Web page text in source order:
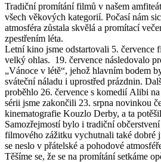
Tradiční promítání filmů v našem
všech věkových kategorií. Počasí nám
atmosféra zůstala skvělá a promítací
zpestřením léta.
Letní kino jsme odstartovali 5. července
velký ohlas. 19. července následovalo
„Vánoce v létě“, jehož hlavním bodem
sváteční náladu i uprostřed prázdnin.
proběhlo 26. července s komedií Alibi
sérii jsme zakončili 23. srpna novinkou
kinematografie Kouzlo Derby, a ta
Samozřejmostí bylo i tradiční
filmového zážitku vychutnali také dobré
se neslo v přátelské a pohodové
Těšíme se, že se na promítání setkáme